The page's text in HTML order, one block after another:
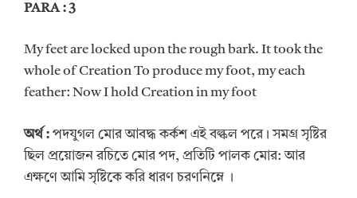
PARA : 3
My feet are locked upon the rough bark. It took the
whole of Creation To produce my foot, my each
feather: Now I hold Creation in my foot
অর্থ: পদযুগল মোর আবদ্ধ কর্কশ এই বল্কল পরে। সমগ্র সৃষ্টির
ছিল প্রয়োজন রচিতে মোর পদ, প্রতিটি পালক মোর: আর
এক্ষণে আমি সৃষ্টিকে করি ধারণ চরণনিম্নে ।